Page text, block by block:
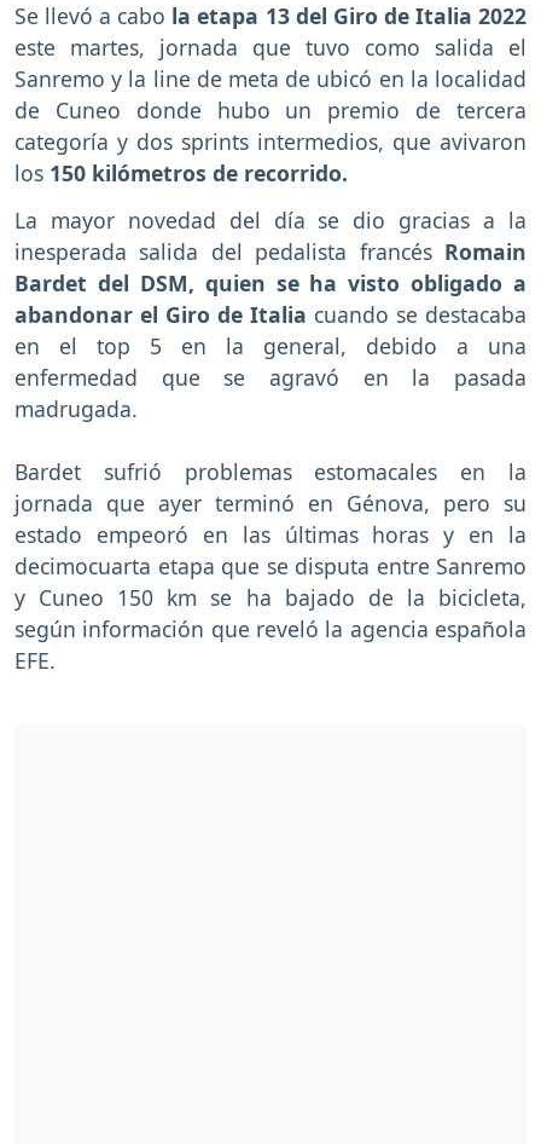
Se llevó a cabo la etapa 13 del Giro de Italia 2022
este martes, jornada que tuvo como salida el
Sanremo y la line de meta de ubicó en la localidad
de Cuneo donde hubo un premio de tercera
categoría y dos sprints intermedios, que avivaron
los 150 kilómetros de recorrido.
La mayor novedad del día se dio gracias a la
inesperada salida del pedalista francés Romain
Bardet del DSM, quien se ha visto obligado a
abandonar el Giro de Italia cuando se destacaba
en el top 5 en la general, debido a una
enfermedad que se agravó en la pasada
madrugada.
Bardet sufrió problemas estomacales en la
jornada que ayer terminó en Génova, pero su
estado empeoró en las últimas horas y en la
decimocuarta etapa que se disputa entre Sanremo
y Cuneo 150 km se ha bajado de la bicicleta,
según información que reveló la agencia española
EFE.